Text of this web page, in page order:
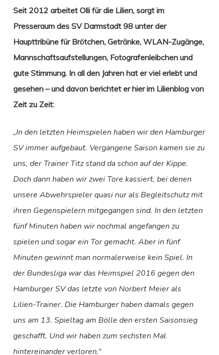
Seit 2012 arbeitet Olli für die Lilien, sorgt im
Presseraum des SV Darmstadt 98 unter der
Haupttribüne für Brötchen, Getränke, WLAN-Zugänge,
Mannschaftsaufstellungen, Fotografenleibchen und
gute Stimmung. In all den Jahren hat er viel erlebt und
gesehen – und davon berichtet er hier im Lilienblog von
Zeit zu Zeit:
„In den letzten Heimspielen haben wir den Hamburger
SV immer aufgebaut. Vergangene Saison kamen sie zu
uns, der Trainer Titz stand da schon auf der Kippe.
Doch dann haben wir zwei Tore kassiert, bei denen
unsere Abwehrspieler quasi nur als Begleitschutz mit
ihren Gegenspielern mitgegangen sind. In den letzten
fünf Minuten haben wir nochmal angefangen zu
spielen und sogar ein Tor gemacht. Aber in fünf
Minuten gewinnt man normalerweise kein Spiel. In
der Bundesliga war das Heimspiel 2016 gegen den
Hamburger SV das letzte von Norbert Meier als
Lilien-Trainer. Die Hamburger haben damals gegen
uns am 13. Spieltag am Bölle den ersten Saisonsieg
geschafft. Und wir haben zum sechsten Mal
hintereinander verloren.“